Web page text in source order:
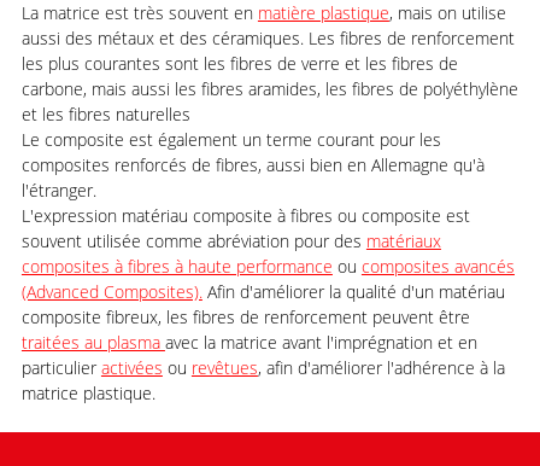
La matrice est très souvent en matière plastique, mais on utilise
aussi des métaux et des céramiques. Les fibres de renforcement
les plus courantes sont les fibres de verre et les fibres de
carbone, mais aussi les fibres aramides, les fibres de polyéthylène
et les fibres naturelles
Le composite est également un terme courant pour les
composites renforcés de fibres, aussi bien en Allemagne qu'à
l'étranger.
L'expression matériau composite à fibres ou composite est
souvent utilisée comme abréviation pour des matériaux
composites à fibres à haute performance ou composites avancés
(Advanced Composites).Afin d'améliorer la qualité d'un matériau
composite fibreux, les fibres de renforcement peuvent être
traitées au plasma avec la matrice avant l'imprégnation et en
particulier activées ou revêtues, afin d'améliorer l'adhérence à la
matrice plastique.